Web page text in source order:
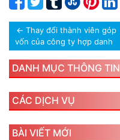
← Thay đổi thành viên góp
vốn của công ty hợp danh
DANH MỤC THÔNG TIN
CÁC DỊCH VỤ
BÀI VIẾT MỚI